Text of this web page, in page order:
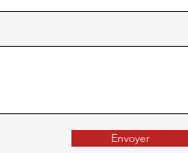
Envoyer